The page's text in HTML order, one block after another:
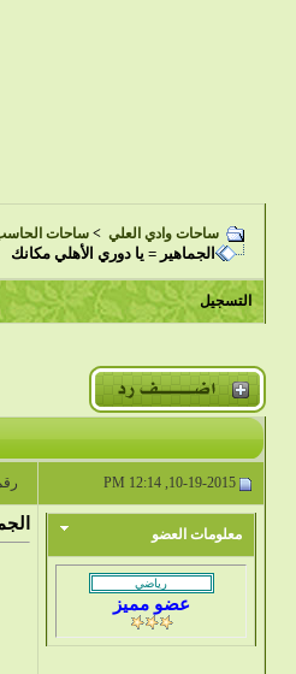
ساحات وادي العلي > ساحات الحاسب
الجماهير = يا دوري الأهلي مكانك
التسجيل
معلومات العضو
عضو مميز